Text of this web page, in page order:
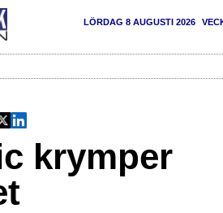
LÖRDAG 8 AUGUSTI 2026
krymper